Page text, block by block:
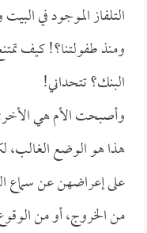
التلفاز الموجود في
ومنذ طفولتنا؟! كيف
البنك؟ تتحداني!
وأصبحت الأم هي الأخرى
هذا هو الوضع الغالب،
على إعراضهن عن سماع
من الخروج، أو من